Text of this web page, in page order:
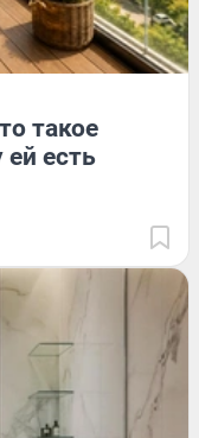
такое
ей есть